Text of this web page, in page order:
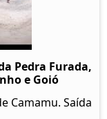
Pedra Furada,
e Goió
Camamu. Saída